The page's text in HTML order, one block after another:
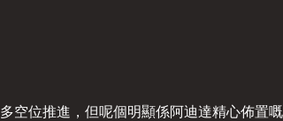
空位推進，但呢個明顯係阿迪達精心佈